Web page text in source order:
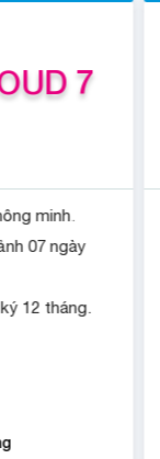
7
minh.
07 ngày
12 tháng.